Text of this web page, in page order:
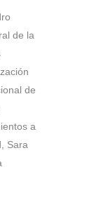
de la
de
a
Sara